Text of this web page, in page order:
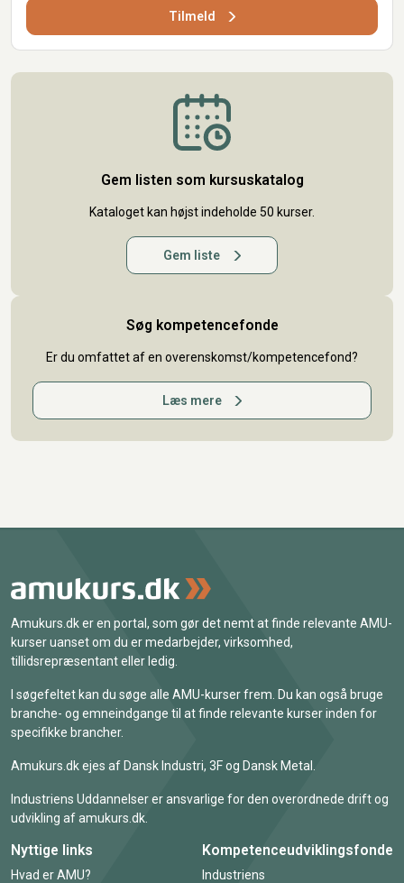
Tilmeld
Gem listen som kursuskatalog
Kataloget kan højst indeholde 50 kurser.
Gem liste
Søg kompetencefonde
Er du omfattet af en overenskomst/kompetencefond?
Læs mere
Amukurs.dk er en portal, som gør det nemt at finde relevante AMU-
kurser uanset om du er medarbejder, virksomhed,
tillidsrepræsentant eller ledig.
I søgefeltet kan du søge alle AMU-kurser frem. Du kan også bruge
branche- og emneindgange til at finde relevante kurser inden for
specifikke brancher.
Amukurs.dk ejes af Dansk Industri, 3F og Dansk Metal.
Industriens Uddannelser er ansvarlige for den overordnede drift og
udvikling af amukurs.dk.
Nyttige links
Hvad er AMU?
Kompetenceudviklingsfonde
Industriens